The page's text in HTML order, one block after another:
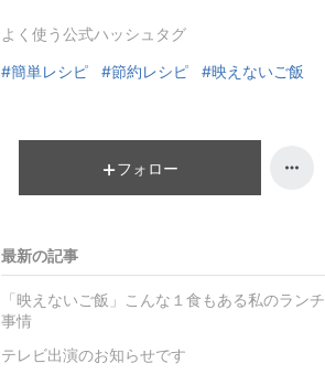
よく使う公式ハッシュタグ
#簡単レシピ #節約レシピ #映えないご飯
フォロー
最新の記事
「映えないご飯」こんな１食もある私のランチ
事情
テレビ出演のお知らせです